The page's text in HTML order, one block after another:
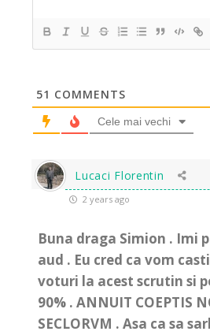
51 COMMENTS
Cele mai vechi
Lucaci Florentin
2 years ago
Buna draga Simion . Imi
aud . Eu cred ca vom
voturi la acest scrutin si
90% . ANNUIT COEPTIS
SECLORVM . Asa ca sa